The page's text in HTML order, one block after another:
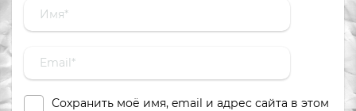
Сохранить моё имя, email и адрес сайта в этом